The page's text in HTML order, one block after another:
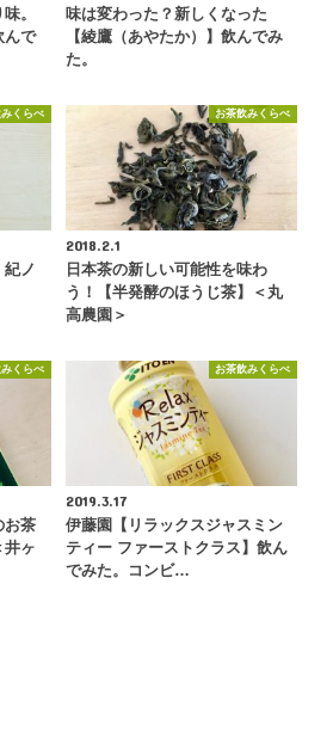
。
んで
味は変わった？新しくなった
【綾鷹（あやたか）】飲んでみ
た。
くらべ
ノ
お茶飲みくらべ
2018.2.1
日本茶の新しい可能性を味わ
う！【半発酵のほうじ茶】＜丸
高農園＞
くらべ
お茶
井ヶ
お茶飲みくらべ
2019.3.17
伊藤園【リラックスジャスミン
ティー ファーストクラス】飲ん
でみた。コンビ…